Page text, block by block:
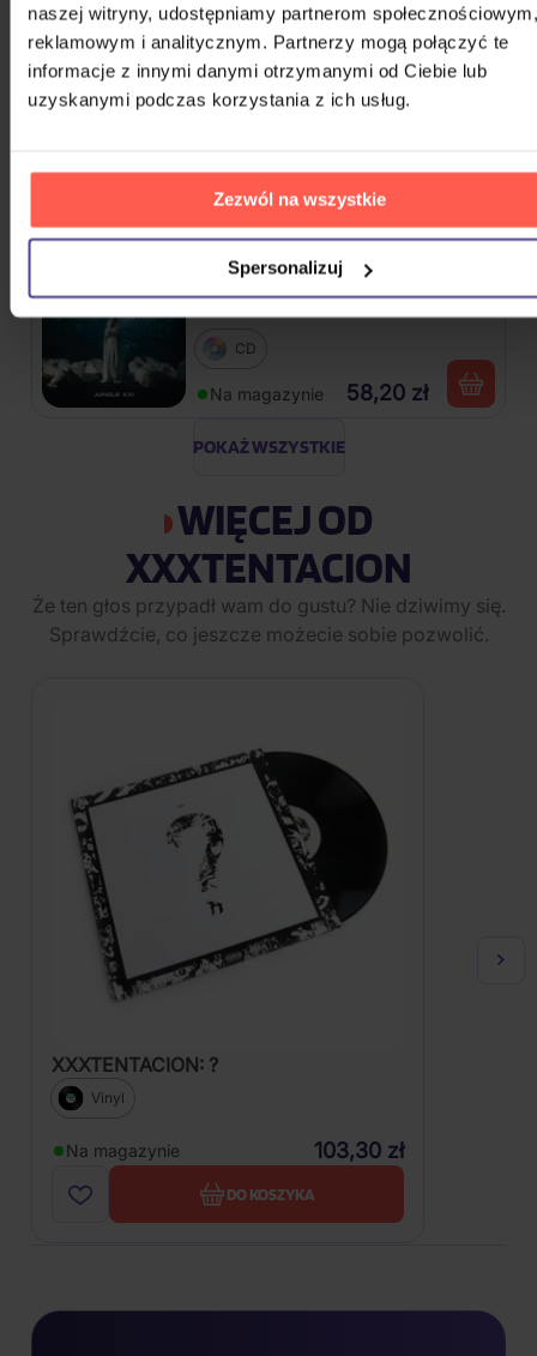
naszej witryny, udostępniamy partnerom społecznościowym,
reklamowym i analitycznym. Partnerzy mogą połączyć te
informacje z innymi danymi otrzymanymi od Ciebie lub
uzyskanymi podczas korzystania z ich usług.
Zezwól na wszystkie
Spersonalizuj
Na magazynie 72,50 zł
Linkin Park: From Zero (Coloured
Vinyl
110,90 zł
Traktor: Jungle XXI
CD
Na magazynie 58,20 zł
POKAŻ WSZYSTKIE
WIĘCEJ OD
XXXTENTACION
Że ten głos przypadł wam do gustu? Nie dziwimy się.
Sprawdźcie, co jeszcze możecie sobie pozwolić.
XXXTENTACION: ?
Vinyl
Na magazynie 103,30 zł
DO KOSZYKA